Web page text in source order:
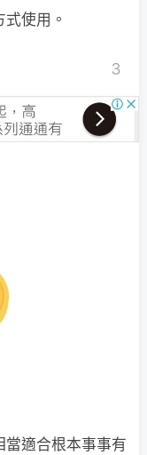
使用。
適合根本事事有